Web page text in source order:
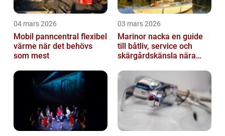
04 mars 2026
Mobil panncentral flexibel
värme när det behövs
som mest
03 mars 2026
Marinor nacka en guide
till båtliv, service och
skärgårdskänsla nära